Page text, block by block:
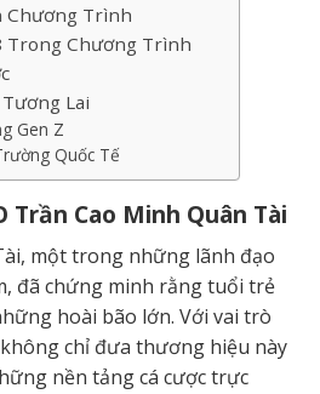
Chương Trình
Trong Chương Trình
Lai
Gen Z
Quốc Tế
Trần Cao Minh Quân Tài
một trong những lãnh đạo
đã chứng minh rằng tuổi trẻ
hoài bão lớn. Với vai trò
chỉ đưa thương hiệu này
nền tảng cá cược trực